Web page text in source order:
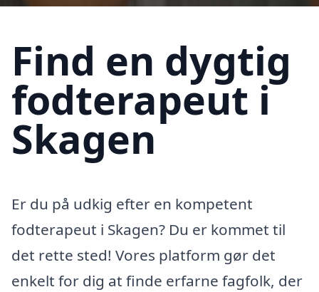
Find en dygtig
fodterapeut i
Skagen
Er du på udkig efter en kompetent
fodterapeut i Skagen? Du er kommet til
det rette sted! Vores platform gør det
enkelt for dig at finde erfarne fagfolk, der